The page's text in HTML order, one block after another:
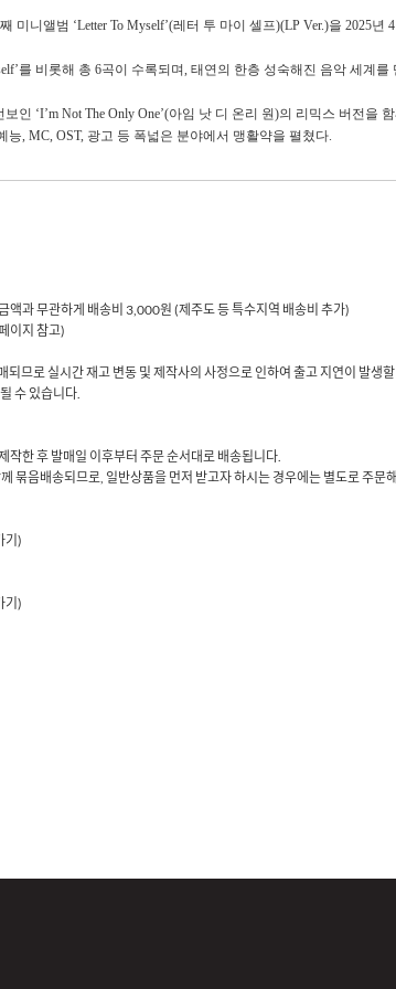
미니앨범 ‘Letter To Myself’(레터 투 마이 셀프)(LP Ver.)을 2025년 4
’를 비롯해 총 6곡이 수록되며 태연의 한층 성숙해진 음악 세계를
인 ‘I’m Not The Only One’(아임 낫 디 온리 원)의 리믹스 버전을
능 , MC, OST, 광고 등 폭넓은 분야에서 맹활약을 펼쳤다
과 무관하게 배송비 3,000원 (제주도 등 특수지역 배송비 추가)
이지 참고)
므로 실시간 재고 변동 및 제작사의 사정으로 인하여 출고 지연이 발생할
수 있습니다.
한 후 발매일 이후부터 주문 순서대로 배송됩니다.
묶음배송되므로, 일반상품을 먼저 받고자 하시는 경우에는 별도로 주문
기)
기)